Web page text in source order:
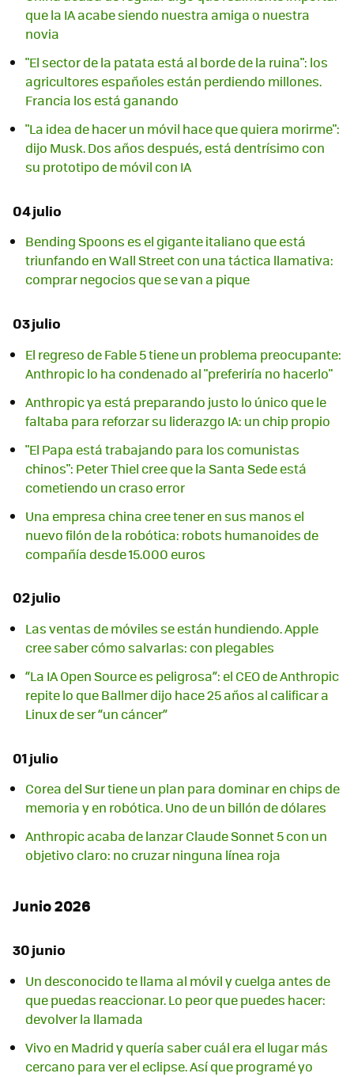
que la IA acabe siendo nuestra amiga o nuestra
novia
"El sector de la patata está al borde de la ruina": los
agricultores españoles están perdiendo millones.
Francia los está ganando
"La idea de hacer un móvil hace que quiera morirme":
dijo Musk. Dos años después, está dentrísimo con
su prototipo de móvil con IA
04 julio
Bending Spoons es el gigante italiano que está
triunfando en Wall Street con una táctica llamativa:
comprar negocios que se van a pique
03 julio
El regreso de Fable 5 tiene un problema preocupante:
Anthropic lo ha condenado al "preferiría no hacerlo"
Anthropic ya está preparando justo lo único que le
faltaba para reforzar su liderazgo IA: un chip propio
"El Papa está trabajando para los comunistas
chinos": Peter Thiel cree que la Santa Sede está
cometiendo un craso error
Una empresa china cree tener en sus manos el
nuevo filón de la robótica: robots humanoides de
compañía desde 15.000 euros
02 julio
Las ventas de móviles se están hundiendo. Apple
cree saber cómo salvarlas: con plegables
“La IA Open Source es peligrosa”: el CEO de Anthropic
repite lo que Ballmer dijo hace 25 años al calificar a
Linux de ser “un cáncer”
01 julio
Corea del Sur tiene un plan para dominar en chips de
memoria y en robótica. Uno de un billón de dólares
Anthropic acaba de lanzar Claude Sonnet 5 con un
objetivo claro: no cruzar ninguna línea roja
Junio 2026
30 junio
Un desconocido te llama al móvil y cuelga antes de
que puedas reaccionar. Lo peor que puedes hacer:
devolver la llamada
Vivo en Madrid y quería saber cuál era el lugar más
cercano para ver el eclipse. Así que programé yo